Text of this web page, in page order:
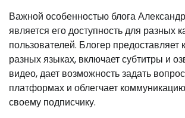
Важной особенностью блога
является его доступность для разных
пользователей. Блогер предоставляет
разных языках, включает субтитры и
видео, дает возможность задать
платформах и облегчает
своему подписчику.